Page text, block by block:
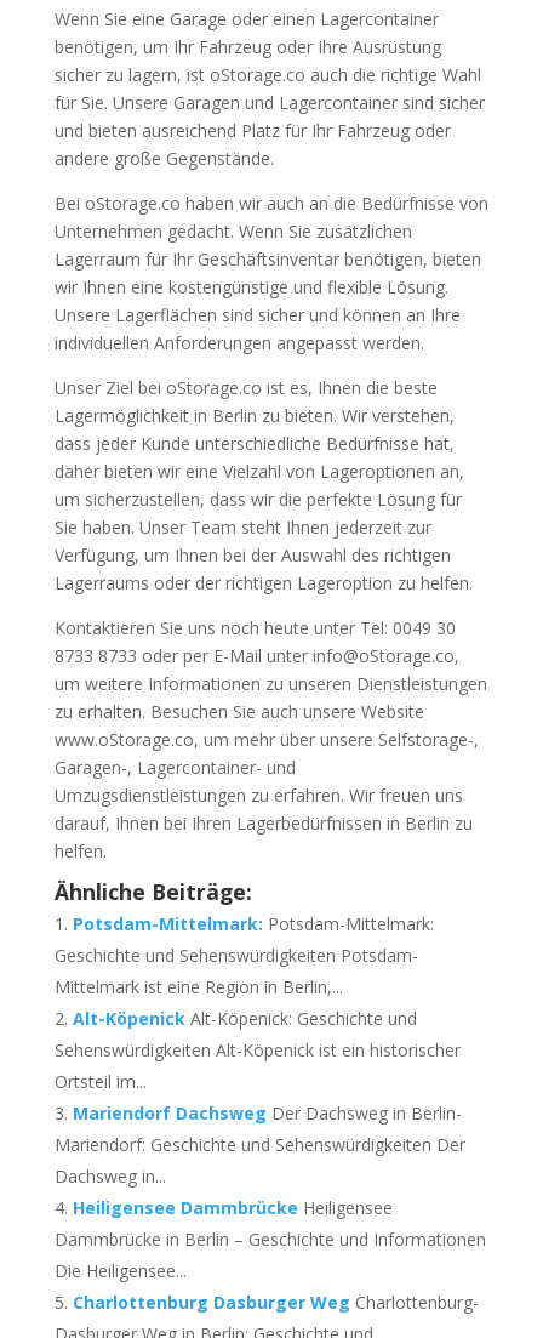
Wenn Sie eine Garage oder einen Lagercontainer
benötigen, um Ihr Fahrzeug oder Ihre Ausrüstung
sicher zu lagern, ist oStorage.co auch die richtige Wahl
für Sie. Unsere Garagen und Lagercontainer sind sicher
und bieten ausreichend Platz für Ihr Fahrzeug oder
andere große Gegenstände.
Bei oStorage.co haben wir auch an die Bedürfnisse von
Unternehmen gedacht. Wenn Sie zusätzlichen
Lagerraum für Ihr Geschäftsinventar benötigen, bieten
wir Ihnen eine kostengünstige und flexible Lösung.
Unsere Lagerflächen sind sicher und können an Ihre
individuellen Anforderungen angepasst werden.
Unser Ziel bei oStorage.co ist es, Ihnen die beste
Lagermöglichkeit in Berlin zu bieten. Wir verstehen,
dass jeder Kunde unterschiedliche Bedürfnisse hat,
daher bieten wir eine Vielzahl von Lageroptionen an,
um sicherzustellen, dass wir die perfekte Lösung für
Sie haben. Unser Team steht Ihnen jederzeit zur
Verfügung, um Ihnen bei der Auswahl des richtigen
Lagerraums oder der richtigen Lageroption zu helfen.
Kontaktieren Sie uns noch heute unter Tel: 0049 30
8733 8733 oder per E-Mail unter info@oStorage.co,
um weitere Informationen zu unseren Dienstleistungen
zu erhalten. Besuchen Sie auch unsere Website
www.oStorage.co, um mehr über unsere Selfstorage-,
Garagen-, Lagercontainer- und
Umzugsdienstleistungen zu erfahren. Wir freuen uns
darauf, Ihnen bei Ihren Lagerbedürfnissen in Berlin zu
helfen.
Ähnliche Beiträge:
Potsdam-Mittelmark: Potsdam-Mittelmark:
Geschichte und Sehenswürdigkeiten Potsdam-
Mittelmark ist eine Region in Berlin,...
Alt-Köpenick Alt-Köpenick: Geschichte und
Sehenswürdigkeiten Alt-Köpenick ist ein historischer
Ortsteil im...
Mariendorf Dachsweg Der Dachsweg in Berlin-
Mariendorf: Geschichte und Sehenswürdigkeiten Der
Dachsweg in...
Heiligensee Dammbrücke Heiligensee
Dammbrücke in Berlin – Geschichte und Informationen
Die Heiligensee...
Charlottenburg Dasburger Weg Charlottenburg-